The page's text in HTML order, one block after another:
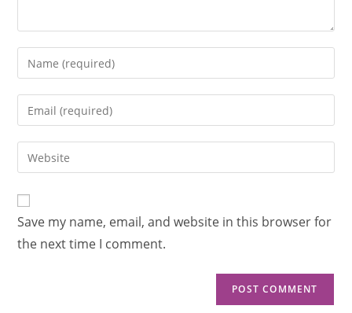
Save my name, email, and website in this browser for
the next time I comment.